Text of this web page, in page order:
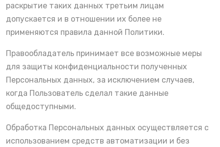
раскрытие таких данных третьим лицам
допускается и в отношении их более не
применяются правила данной Политики.
Правообладатель принимает все возможные меры
для защиты конфиденциальности полученных
Персональных данных, за исключением случаев,
когда Пользователь сделал такие данные
общедоступными.
Обработка Персональных данных осуществляется с
использованием средств автоматизации и без